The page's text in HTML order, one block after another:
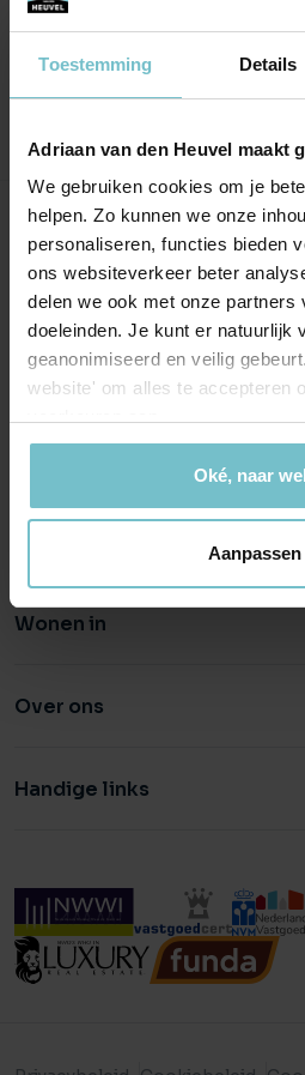
Toestemming Details
Adriaan van den Heuvel maakt
We gebruiken cookies om je
helpen. Zo kunnen we onze
personaliseren, functies bieden
ons websiteverkeer beter
delen we ook met onze partners
doeleinden. Je kunt er natuurlijk
geanonimiseerd en veilig
website' om alles te accepteren
Oké, naar
Aanpassen
Teeuwen.
Onze kantoren
Helmond
Hoofdstraat 155
5706 AL Helmond
0492 - 661 884
Wonen in
Over ons
Handige links